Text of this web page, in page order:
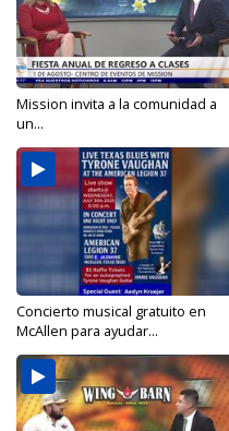
Mission invita a la comunidad a
un...
Concierto musical gratuito en
McAllen para ayudar...